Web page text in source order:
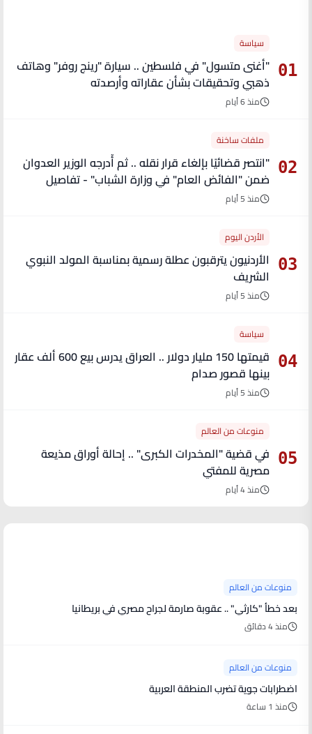
01
سياسة
"أغنى متسول" في فلسطين .. سيارة "رينج روفر" وهاتف
ذهبي وتحقيقات بشأن عقاراته وأرصدته
منذ 6 أيام
02
ملفات ساخنة
"انتصر قضائيًا بإلغاء قرار نقله .. ثم أُدرجه الوزير العدوان
ضمن "الفائض العام" في وزارة الشباب" - تفاصيل
منذ 5 أيام
03
الأردن اليوم
الأردنيون يترقبون عطلة رسمية بمناسبة المولد النبوي
الشريف
منذ 5 أيام
04
سياسة
قيمتها 150 مليار دولار .. العراق يدرس بيع 600 ألف عقار
بينها قصور صدام
منذ 5 أيام
05
منوعات من العالم
في قضية "المخدرات الكبرى" .. إحالة أوراق مذيعة
مصرية للمفتي
منذ 4 أيام
منوعات من العالم
بعد خطأ "كارثي" .. عقوبة صارمة لجراح مصري في بريطانيا
منذ 4 دقائق
منوعات من العالم
اضطرابات جوية تضرب المنطقة العربية
منذ 1 ساعة